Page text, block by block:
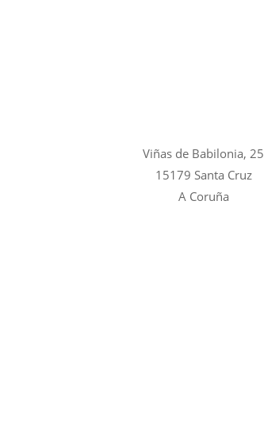
Viñas de Babilonia, 25
15179 Santa Cruz
A Coruña